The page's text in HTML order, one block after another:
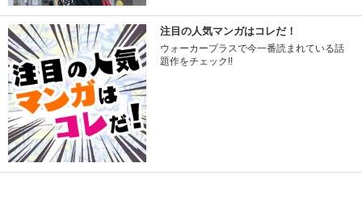
注目の人気マンガはコレだ！
ウォーカープラスで今一番読まれている話
題作をチェック!!